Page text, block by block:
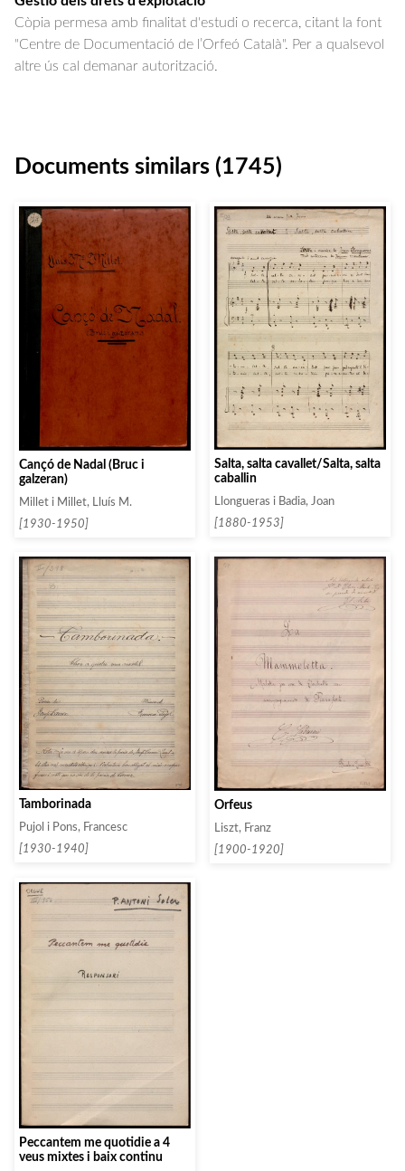
Còpia permesa amb finalitat d'estudi o recerca, citant la font
"Centre de Documentació de l’Orfeó Català". Per a qualsevol
altre ús cal demanar autorització.
Documents similars (1745)
Cançó de Nadal (Bruc i
galzeran)
Millet i Millet, Lluís M.
[1930-1950]
Salta, salta cavallet/Salta, salta
caballin
Llongueras i Badia, Joan
[1880-1953]
Tamborinada
Pujol i Pons, Francesc
[1930-1940]
Orfeus
Liszt, Franz
[1900-1920]
Peccantem me quotidie a 4
veus mixtes i baix continu